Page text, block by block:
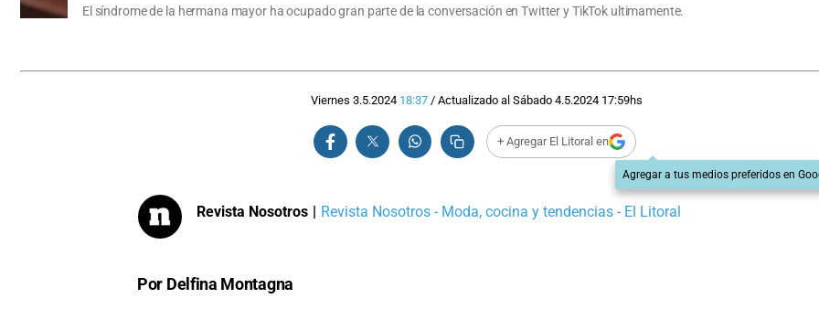
El síndrome de la hermana mayor ha ocupado gran parte de la conversación en Twitter y TikTok ultimamente.
Viernes 3.5.2024 18:37/ Actualizado al Sábado 4.5.2024 17:59hs
+ Agregar El Litoral en
Agregar a tus medios preferidos en
Revista Nosotros | Revista Nosotros - Moda, cocina y tendencias - El Litoral
Por Delfina Montagna